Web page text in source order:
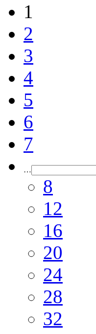
1
2
3
4
5
6
7
…
8
12
16
20
24
28
32